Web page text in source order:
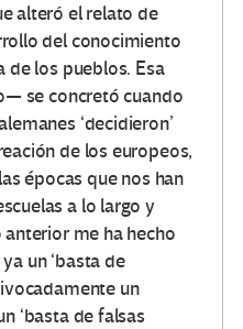
alteró el relato de
del conocimiento
de los pueblos. Esa
se concretó cuando
‘decidieron’
de los europeos,
épocas que nos han
a lo largo y
me ha hecho
un ‘basta de
un
‘basta de falsas